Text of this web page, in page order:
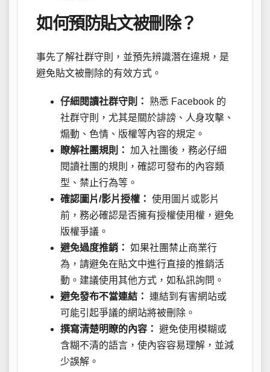
如何預防貼文被刪除？
事先了解社群守則，並預先辨識潛在違規，是
避免貼文被刪除的有效方式。
仔細閱讀社群守則： 熟悉 Facebook 的
社群守則，尤其是關於誹謗、人身攻擊、
煽動、色情、版權等內容的規定。
瞭解社團規則： 加入社團後，務必仔細
閱讀社團的規則，確認可發布的內容類
型、禁止行為等。
確認圖片/影片授權： 使用圖片或影片
前，務必確認是否擁有授權使用權，避免
版權爭議。
避免過度推銷： 如果社團禁止商業行
為，請避免在貼文中進行直接的推銷活
動。建議使用其他方式，如私訊詢問。
避免發布不當連結： 連結到有害網站或
可能引起爭議的網站將被刪除。
撰寫清楚明瞭的內容： 避免使用模糊或
含糊不清的語言，使內容容易理解，並減
少誤解。